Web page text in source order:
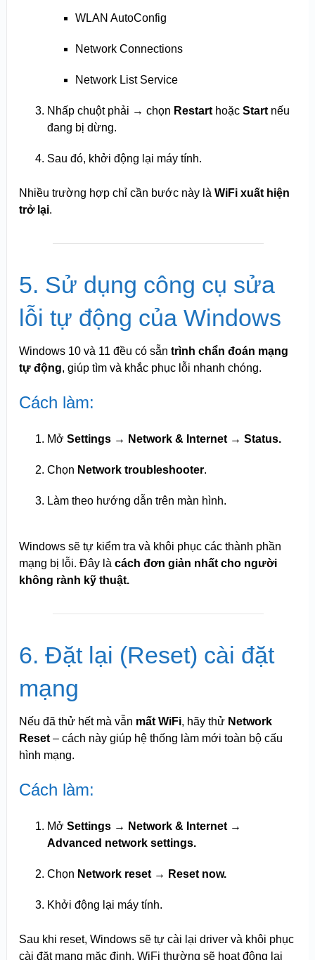
WLAN AutoConfig
Network Connections
Network List Service
Nhấp chuột phải → chọn Restarthoặc Startnếu
đang bị dừng.
Sau đó, khởi động lại máy tính.
Nhiều trường hợp chỉ cần bước này là WiFi xuất hiện
trở lại.
5. Sử dụng công cụ sửa
lỗi tự động của Windows
Windows 10 và 11 đều có sẵn trình chẩn đoán mạng
tự động, giúp tìm và khắc phục lỗi nhanh chóng.
Cách làm:
Mở Settings → Network & Internet → Status.
Chọn Network troubleshooter.
Làm theo hướng dẫn trên màn hình.
Windows sẽ tự kiểm tra và khôi phục các thành phần
mạng bị lỗi. Đây là cách đơn giản nhất cho người
không rành kỹ thuật.
6. Đặt lại (Reset) cài đặt
mạng
Nếu đã thử hết mà vẫn mất WiFi, hãy thử Network
Reset– cách này giúp hệ thống làm mới toàn bộ cấu
hình mạng.
Cách làm:
Mở Settings → Network & Internet →
Advanced network settings.
Chọn Network reset → Reset now.
Khởi động lại máy tính.
Sau khi reset, Windows sẽ tự cài lại driver và khôi phục
cài đặt mạng mặc định. WiFi thường sẽ hoạt động lại